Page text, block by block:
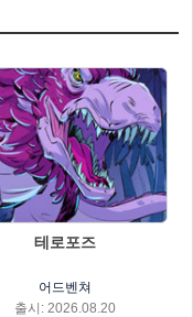
테로포즈
어드벤쳐
출시: 2026.08.20